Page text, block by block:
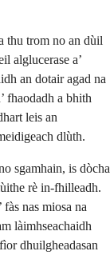
thu trom no an dùil
alglucerase a’
an dotair agad na
fhaodadh a bhith
leis an
dlùth.
sgamhain, is dòcha
rè in-fhilleadh.
nas miosa na
làimhseachaidh
dhuilgheadasan